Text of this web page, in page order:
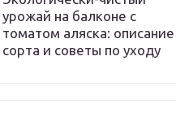
урожай на балконе с
томатом аляска: описание
сорта и советы по уходу